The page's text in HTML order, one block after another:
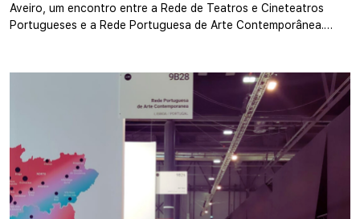
Aveiro, um encontro entre a Rede de Teatros e Cineteatros
Portugueses e a Rede Portuguesa de Arte Contemporânea.…